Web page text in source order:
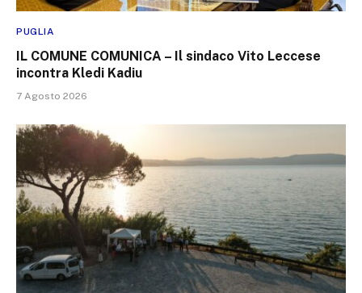
PUGLIA
IL COMUNE COMUNICA – Il sindaco Vito Leccese
incontra Kledi Kadiu
7 Agosto 2026